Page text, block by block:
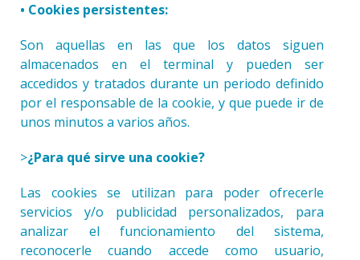
• Cookies persistentes:
Son aquellas en las que los datos siguen
almacenados en el terminal y pueden ser
accedidos y tratados durante un periodo definido
por el responsable de la cookie, y que puede ir de
unos minutos a varios años.
>¿Para qué sirve una cookie?
Las cookies se utilizan para poder ofrecerle
servicios y/o publicidad personalizados, para
analizar el funcionamiento del sistema,
reconocerle cuando accede como usuario,